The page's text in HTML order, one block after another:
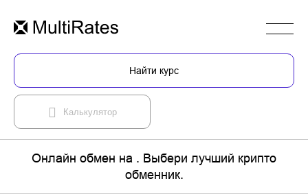
Найти курс
Калькулятор
Онлайн обмен на . Выбери лучший крипто
обменник.